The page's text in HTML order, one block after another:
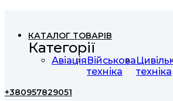
КАТАЛОГ ТОВАРІВ
Категорії
АвіаціяВійськова
техніка
техніка
+380957829051